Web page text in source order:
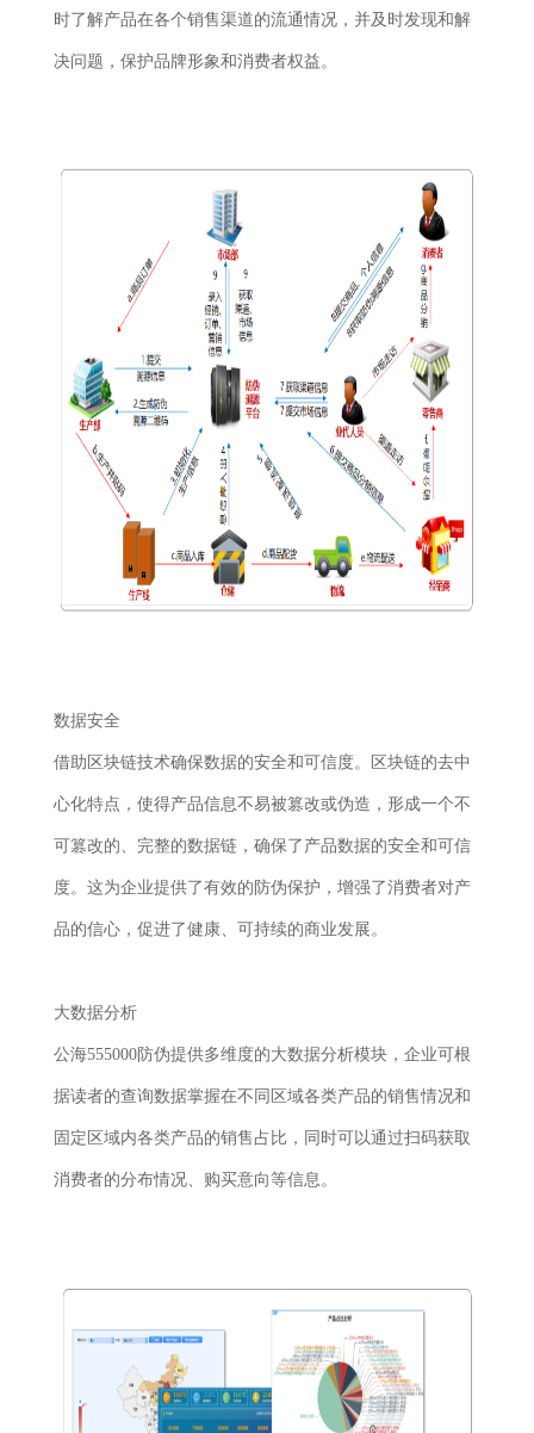
时了解产品在各个销售渠道的流通情况，并及时发现和解
决问题，保护品牌形象和消费者权益。
数据安全
借助区块链技术确保数据的安全和可信度。区块链的去中
心化特点，使得产品信息不易被篡改或伪造，形成一个不
可篡改的、完整的数据链，确保了产品数据的安全和可信
度。这为企业提供了有效的防伪保护，增强了消费者对产
品的信心，促进了健康、可持续的商业发展。
大数据分析
公海555000防伪提供多维度的大数据分析模块，企业可根
据读者的查询数据掌握在不同区域各类产品的销售情况和
固定区域内各类产品的销售占比，同时可以通过扫码获取
消费者的分布情况、购买意向等信息。